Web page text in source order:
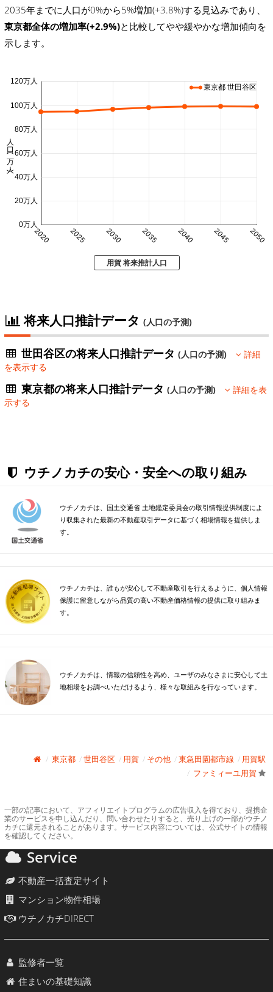
2035年までに人口が0%から5%増加(+3.8%)する見込みであり、
東京都全体の増加率(+2.9%)と比較してやや緩やかな増加傾向を
示します。
2020 2025 2030 2035 2040 2045 2050
0万人
20万人
40万人
60万人
80万人
100万人
120万人
人口 (万人)
東京都 世田谷区
用賀 将来推計人口
将来人口推計データ (人口の予測)
世田谷区の将来人口推計データ(人口の予測)
詳細
を表示する
東京都の将来人口推計データ(人口の予測)
詳細を表
示する
ウチノカチの安心・安全への取り組み
ウチノカチは、国土交通省 土地鑑定委員会の取引情報提供制度によ
り収集された最新の不動産取引データに基づく相場情報を提供しま
す。
ウチノカチは、誰もが安心して不動産取引を行えるように、個人情報
保護に留意しながら品質の高い不動産価格情報の提供に取り組みま
す。
ウチノカチは、情報の信頼性を高め、ユーザのみなさまに安心して土
地相場をお調べいただけるよう、様々な取組みを行なっています。
東京都 世田谷区 用賀 その他 東急田園都市線
用賀駅
ファミィーユ用賀
一部の記事において、アフィリエイトプログラムの広告収入を得ており、提携企
業のサービスを申し込んだり、問い合わせたりすると、売り上げの一部がウチノ
カチに還元されることがあります。サービス内容については、公式サイトの情報
を確認してください。
Service
不動産一括査定サイト
マンション物件相場
ウチノカチDIRECT
監修者一覧
住まいの基礎知識